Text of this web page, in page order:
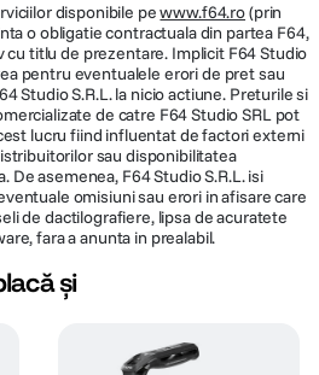
disponibile pewww.f64.ro(prin
o obligatie contractuala din partea F64,
titlu de prezentare. Implicit F64 Studio
pentru eventualele erori de pret sau
Studio S.R.L. la nicio actiune. Preturile si
de catre F64 Studio SRL pot
lucru fiind influentat de factori externi
sau disponibilitatea
asemenea, F64 Studio S.R.L. isi
omisiuni sau erori in afisare care
de dactilografiere, lipsa de acuratete
fara a anunta in prealabil.
și